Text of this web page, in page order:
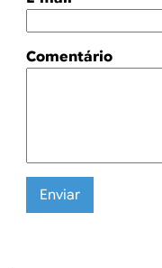
Comentário